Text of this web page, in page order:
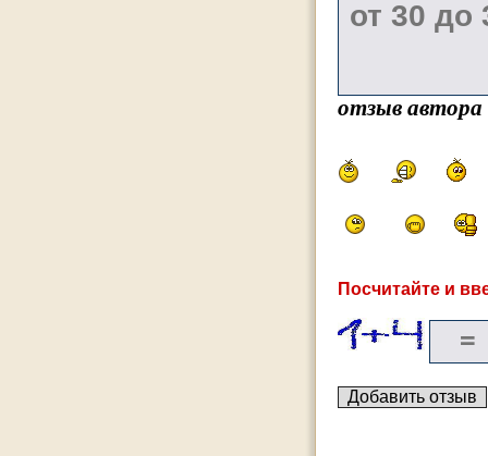
отзыв
Посчитайте и